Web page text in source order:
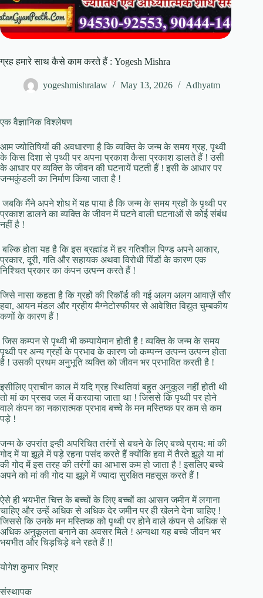
ग्रह हमारे साथ कैसे काम करते हैं : Yogesh Mishra
yogeshmishralaw May 13, 2026 Adhyatm
एक वैज्ञानिक विश्लेषण
आम ज्योतिषियों की अवधारणा है कि व्यक्ति के जन्म के समय ग्रह, पृथ्वी
के किस दिशा से पृथ्वी पर अपना प्रकाश कैसा प्रकाश डालते हैं ! उसी
के आधार पर व्यक्ति के जीवन की घटनायें घटती हैं ! इसी के आधार पर
जन्मकुंडली का निर्माण किया जाता है !
जबकि मैंने अपने शोध में यह पाया है कि जन्म के समय ग्रहों के पृथ्वी पर
प्रकाश डालने का व्यक्ति के जीवन में घटने वाली घटनाओं से कोई संबंध
नहीं है !
बल्कि होता यह है कि इस ब्रह्मांड में हर गतिशील पिण्ड अपने आकार,
प्रकार, दूरी, गति और सहायक अथवा विरोधी पिंडों के कारण एक
निश्चित प्रकार का कंपन उत्पन्न करते हैं !
जिसे नासा कहता है कि ग्रहों की रिकॉर्ड की गई अलग अलग आवाज़ें सौर
हवा, आयन मंडल और ग्रहीय मैग्नेटोस्फीयर से आवेशित विद्युत चुम्बकीय
कणों के कारण हैं !
जिस कम्पन से पृथ्वी भी कम्पायेमान होती है ! व्यक्ति के जन्म के समय
पृथ्वी पर अन्य ग्रहों के प्रभाव के कारण जो कम्पन्न उत्पन्न उत्पन्न होता
है ! उसकी प्रथम अनुभूति व्यक्ति को जीवन भर प्रभावित करती है !
इसीलिए प्राचीन काल में यदि ग्रह स्थितियां बहुत अनुकूल नहीं होती थी
तो मां का प्रसव जल में करवाया जाता था ! जिससे कि पृथ्वी पर होने
वाले कंपन का नकारात्मक प्रभाव बच्चे के मन मस्तिष्क पर कम से कम
पड़े !
जन्म के उपरांत इन्ही अपरिचित तरंगों से बचने के लिए बच्चे प्राय: मां की
गोद में या झूले में पड़े रहना पसंद करते हैं क्योंकि हवा में तैरते झूले या मां
की गोद में इस तरह की तरंगों का आभास कम हो जाता है ! इसलिए बच्चे
अपने को मां की गोद या झूले में ज्यादा सुरक्षित महसूस करते हैं !
ऐसे ही भयभीत चित्त के बच्चों के लिए बच्चों का आसन जमीन में लगाना
चाहिए और उन्हें अधिक से अधिक देर जमीन पर ही खेलने देना चाहिए !
जिससे कि उनके मन मस्तिष्क को पृथ्वी पर होने वाले कंपन से अधिक से
अधिक अनुकूलता बनाने का अवसर मिले ! अन्यथा यह बच्चे जीवन भर
भयभीत और चिड़चिड़े बने रहते हैं !!
योगेश कुमार मिश्र
संस्थापक